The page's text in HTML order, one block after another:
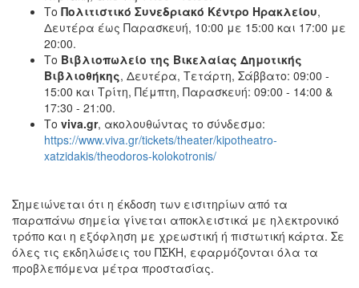
Το Πολιτιστικό Συνεδριακό Κέντρο Ηρακλείου,
Δευτέρα έως Παρασκευή, 10:00 με 15:00 και 17:00 με
20:00.
Το Βιβλιοπωλείο της Βικελαίας Δημοτικής
Βιβλιοθήκης, Δευτέρα, Τετάρτη, Σάββατο: 09:00 -
15:00 και Τρίτη, Πέμπτη, Παρασκευή: 09:00 - 14:00 &
17:30 - 21:00.
Το viva.gr, ακολουθώντας το σύνδεσμο:
https://www.viva.gr/tickets/theater/kipotheatro-
xatzidakis/theodoros-kolokotronis/
Σημειώνεται ότι η έκδοση των εισιτηρίων από τα
παραπάνω σημεία γίνεται αποκλειστικά με ηλεκτρονικό
τρόπο και η εξόφληση με χρεωστική ή πιστωτική κάρτα. Σε
όλες τις εκδηλώσεις του ΠΣΚΗ, εφαρμόζονται όλα τα
προβλεπόμενα μέτρα προστασίας.